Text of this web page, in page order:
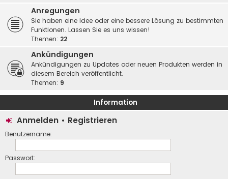
Anregungen
Sie haben eine Idee oder eine bessere Lösung zu bestimmten
Funktionen. Lassen Sie es uns wissen!
Themen: 22
Ankündigungen
Ankündigungen zu Updates oder neuen Produkten werden in
diesem Bereich veröffentlicht.
Themen: 9
Information
Anmelden • Registrieren
Benutzername:
Passwort: